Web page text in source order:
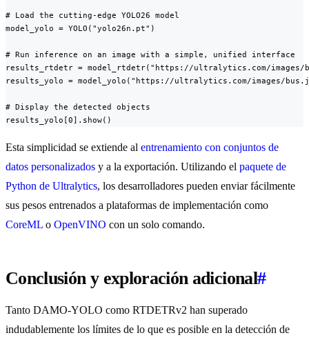
# Load the cutting-edge YOLO26 model
model_yolo = YOLO("yolo26n.pt")
# Run inference on an image with a simple, unified interface
results_rtdetr = model_rtdetr("https://ultralytics.com/images/
results_yolo = model_yolo("https://ultralytics.com/images/
# Display the detected objects
results_yolo[0].show()
Esta simplicidad se extiende al entrenamiento con conjuntos de
datos personalizados y a la exportación. Utilizando el paquete de
Python de Ultralytics, los desarrolladores pueden enviar fácilmente
sus pesos entrenados a plataformas de implementación como
CoreML o OpenVINO con un solo comando.
Conclusión y exploración adicional#
Tanto DAMO-YOLO como RTDETRv2 han superado
indudablemente los límites de lo que es posible en la detección de